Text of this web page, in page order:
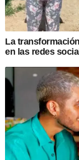
La
en las redes